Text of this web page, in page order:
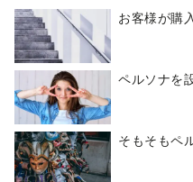
お客様が購
ペルソナを
そもそもペ